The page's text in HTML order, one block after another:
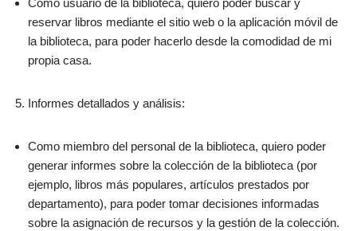
Como usuario de la biblioteca, quiero poder buscar y
reservar libros mediante el sitio web o la aplicación móvil de
la biblioteca, para poder hacerlo desde la comodidad de mi
propia casa.
Informes detallados y análisis:
Como miembro del personal de la biblioteca, quiero poder
generar informes sobre la colección de la biblioteca (por
ejemplo, libros más populares, artículos prestados por
departamento), para poder tomar decisiones informadas
sobre la asignación de recursos y la gestión de la colección.